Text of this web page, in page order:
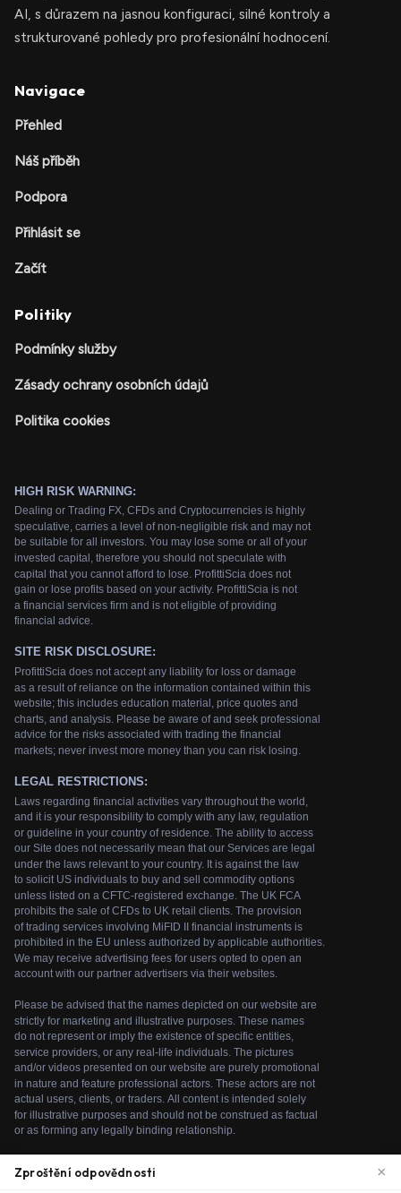
AI, s důrazem na jasnou konfiguraci, silné kontroly a
strukturované pohledy pro profesionální hodnocení.
Navigace
Přehled
Náš příběh
Podpora
Přihlásit se
Začít
Politiky
Podmínky služby
Zásady ochrany osobních údajů
Politika cookies
Zproštění odpovědnosti ×